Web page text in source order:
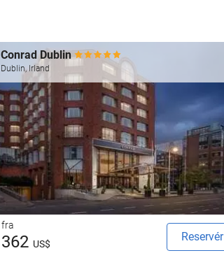
Conrad Dublin
Dublin, Irland
fra
362 US$
Reservér